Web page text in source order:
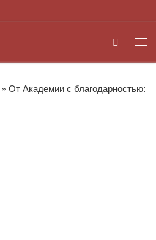
Search
» От Академии с благодарностью: